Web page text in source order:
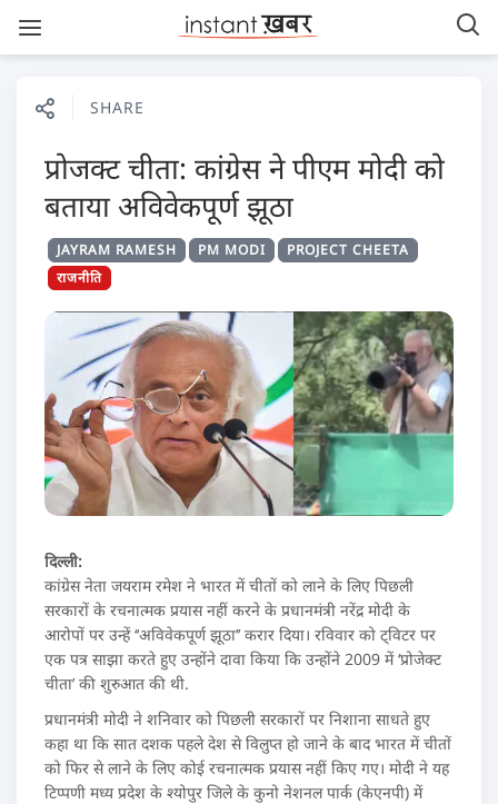
SHARE
प्रोजक्ट चीता: कांग्रेस ने पीएम मोदी को
बताया अविवेकपूर्ण झूठा
JAYRAM RAMESH PM MODI
PROJECT CHEETA
राजनीति
दिल्ली:
कांग्रेस नेता जयराम रमेश ने भारत में चीतों को लाने के लिए पिछली
सरकारों के रचनात्मक प्रयास नहीं करने के प्रधानमंत्री नरेंद्र मोदी के
आरोपों पर उन्हें ‘‘अविवेकपूर्ण झूठा’’ करार दिया। रविवार को ट्विटर पर
एक पत्र साझा करते हुए उन्होंने दावा किया कि उन्होंने 2009 में ‘प्रोजेक्ट
चीता’ की शुरुआत की थी.
प्रधानमंत्री मोदी ने शनिवार को पिछली सरकारों पर निशाना साधते हुए
कहा था कि सात दशक पहले देश से विलुप्त हो जाने के बाद भारत में चीतों
को फिर से लाने के लिए कोई रचनात्मक प्रयास नहीं किए गए। मोदी ने यह
टिप्पणी मध्य प्रदेश के श्योपुर जिले के कुनो नेशनल पार्क (केएनपी) में